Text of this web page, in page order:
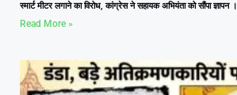
स्मार्ट मीटर लगाने का विरोध, कांग्रेस ने सहायक अभियंता को सौंपा ज्ञापन ।
Read More »